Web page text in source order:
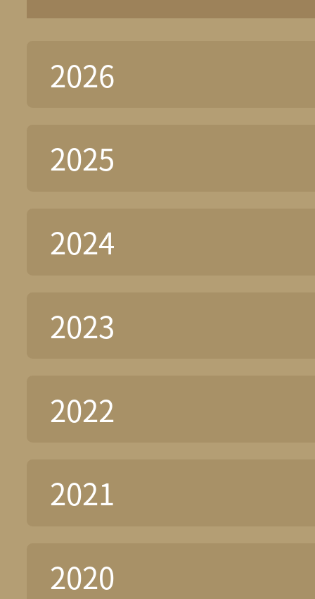
2026
2025
2024
2023
2022
2021
2020